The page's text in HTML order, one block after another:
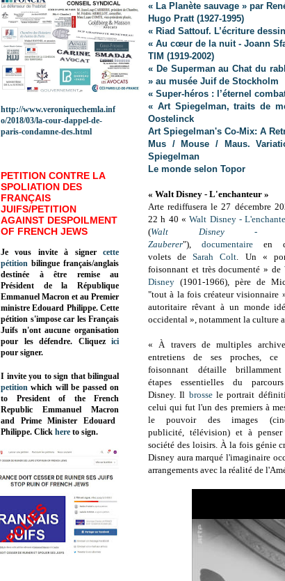
« La Planète sauvage » par
Hugo Pratt (1927-1995)
« Riad Sattouf. L’écriture
« Au cœur de la nuit - Joann
TIM (1919-2002)
« De Superman au Chat du
» au musée Juif de Stockholm
« Super-héros : l’éternel
« Art Spiegelman, traits de
Oostelinck
Art Spiegelman's Co-Mix: A
Mus / Mouse / Maus.
Spiegelman
Le monde selon Topor
« Walt Disney - L'enchanteur »
Arte rediffusera le 27 décembre
22 h 40 «Walt Disney -
(Walt Disney -
Zauberer"), documentaireen
volets deSarah Colt. Un «
foisonnant et très documenté » de
Disney (1901-1966), père de
"tout à la fois créateur visionnaire
autoritaire rêvant à un monde
occidental », notamment la culture
« À travers de multiples
entretiens de ses proches, ce
foisonnant détaille
étapes essentielles du
Disney. Il brossele portrait
celui qui fut l'un des premiers à
le pouvoir des images
publicité, télévision) et à penser
société des loisirs. À la fois génie
Disney aura marqué l'imaginaire
arrangements avec la réalité de
http://www.veroniquechemla.inf
o/2018/03/la-cour-dappel-de-
paris-condamne-des.html
PETITION CONTRE LA
SPOLIATION DES
FRANÇAIS
JUIFS/PETITION
AGAINST DESPOILMENT
OF FRENCH JEWS
Je vous invite à signer cette
pétition bilingue français/anglais
destinée à être remise au
Président de la République
Emmanuel Macron et au Premier
ministre Edouard Philippe. Cette
pétition s'impose car les Français
Juifs n'ont aucune organisation
pour les défendre. Cliquez
ici
pour signer.
I invite you to sign that bilingual
petition which will be passed on
to President of the French
Republic Emmanuel Macron
and Prime Minister Edouard
Philippe. Click here to sign.